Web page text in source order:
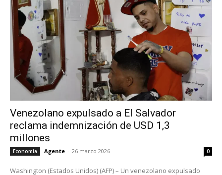
Venezolano expulsado a El Salvador
reclama indemnización de USD 1,3
millones
Economia Agente - 26 marzo 2026 0
Washington (Estados Unidos) (AFP) – Un venezolano expulsado